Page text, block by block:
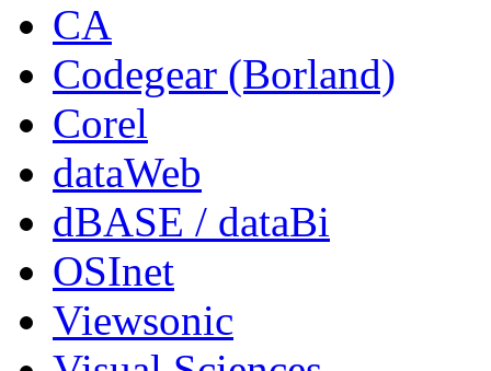
CA
Codegear (Borland)
Corel
dataWeb
dBASE / dataBi
OSInet
Viewsonic